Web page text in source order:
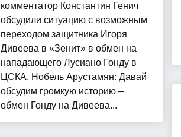
комментатор Константин Генич
обсудили ситуацию с возможным
переходом защитника Игоря
Дивеева в «Зенит» в обмен на
нападающего Лусиано Гонду в
ЦСКА. Нобель Арустамян: Давай
обсудим громкую историю –
обмен Гонду на Дивеева...